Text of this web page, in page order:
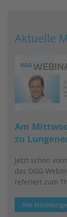
Aktuelle
Am
zu
Jetzt schon
das DGG-
referiert zum
Alle